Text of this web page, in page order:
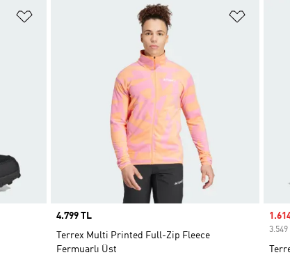
Price
4.799 TL
Terrex Multi Printed Full-Zip Fleece
Fermuarlı Üst
Sale